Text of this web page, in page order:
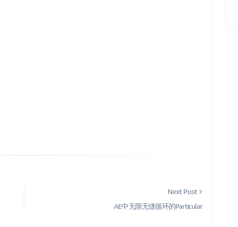
Next Post
AE中无限无缝循环的Particular